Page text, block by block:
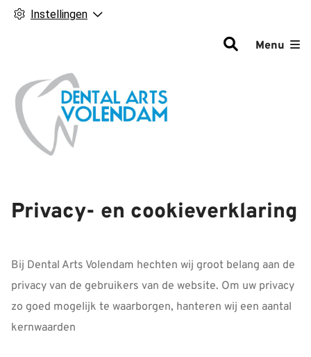
Instellingen
Menu
Privacy- en cookieverklaring
Bij Dental Arts Volendam hechten wij groot belang aan de
privacy van de gebruikers van de website. Om uw privacy
zo goed mogelijk te waarborgen, hanteren wij een aantal
kernwaarden